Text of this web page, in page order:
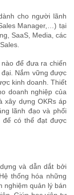
cho người lãnh
Manager,…) tại
SaaS, Media, các
để đưa ra chiến
Nắm vững được
kinh doanh. Thiết
doanh nghiệp của
xây dựng OKRs áp
lãnh đạo và phối
để có thể đạt được
và dẫn dắt bởi
thống hóa những
nghiệm quản lý bán